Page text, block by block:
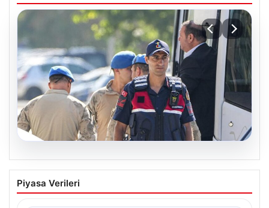
07.08.2026
Menderes Belediye Başkanı İlkay Çiçek
ve 9 Kişi Tutuklandı
Piyasa Verileri